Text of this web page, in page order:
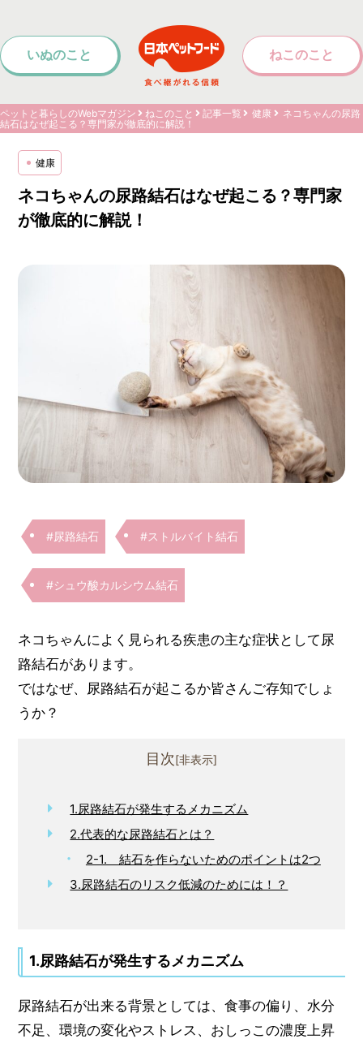
いぬのこと ねこのこと
ペットと暮らしのWebマガジン ねこのこと 記事一覧 健康
ネコちゃんの尿路
結石はなぜ起こる？専門家が徹底的に解説！
健康
ネコちゃんの尿路結石はなぜ起こる？専門家
が徹底的に解説！
#尿路結石 #ストルバイト結石
#シュウ酸カルシウム結石
ネコちゃんによく見られる疾患の主な症状として尿
路結石があります。
ではなぜ、尿路結石が起こるか皆さんご存知でしょ
うか？
目次
1.尿路結石が発生するメカニズム
2.代表的な尿路結石とは？
2-1. 結石を作らないためのポイントは2つ
3.尿路結石のリスク低減のためには！？
1.尿路結石が発生するメカニズム
尿路結石が出来る背景としては、食事の偏り、水分
不足、環境の変化やストレス、おしっこの濃度上昇